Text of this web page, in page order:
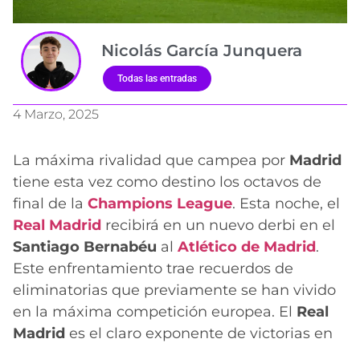
Nicolás García Junquera
Todas las entradas
4 Marzo, 2025
La máxima rivalidad que campea por Madrid
tiene esta vez como destino los octavos de
final de la Champions League. Esta noche, el
Real Madrid recibirá en un nuevo derbi en el
Santiago Bernabéu al Atlético de Madrid.
Este enfrentamiento trae recuerdos de
eliminatorias que previamente se han vivido
en la máxima competición europea. El Real
Madrid es el claro exponente de victorias en